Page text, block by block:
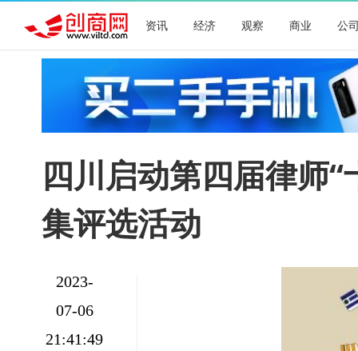
资讯 经济 观察 商业 公
四川启动第四届律师
集评选活动
2023-
07-06
21:41:49